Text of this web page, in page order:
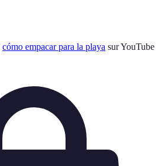
cómo empacar para la playa sur YouTube